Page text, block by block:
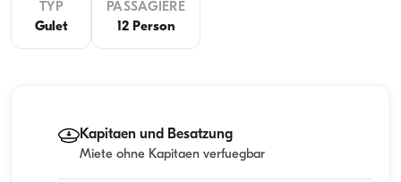
TYP
Gulet
PASSAGIERE
12 Person
Kapitaen und Besatzung
Miete ohne Kapitaen verfuegbar